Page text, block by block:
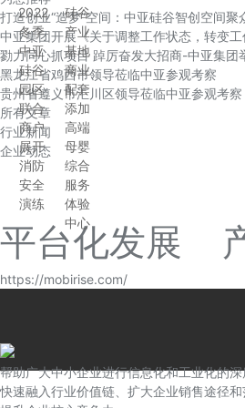
2022
冬季
中亚
硅谷
园区
联合
商户
展开
消防
安全
演练
硅谷
产业
基地
商业
配套
添加
高端
母婴
综合
服务
体验
中心
打造创业“造梦”空间：中亚硅谷智创空间
中亚集团开展《关于调整工作状态，转变
勠力同心抓项目 踔厉奋发大招商-中亚集团
黑龙江省鸡西市领导莅临中亚参观考察
贵州省遵义市汇川区领导莅临中亚参观考察
所有文章
行业新闻
企业动态
平台化发展
https://mobirise.com/
帮助广大中小企业进行信息化和工业化的
快速融入行业价值链、扩大企业销售途径和